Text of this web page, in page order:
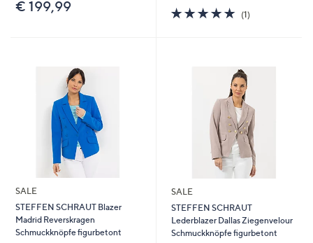
€ 199,99
5.0
von
(1)1
SALE
STEFFEN SCHRAUT Blazer
Madrid Reverskragen
Schmuckknöpfe figurbetont
SALE
STEFFEN SCHRAUT
Lederblazer Dallas Ziegenvelour
Schmuckknöpfe figurbetont